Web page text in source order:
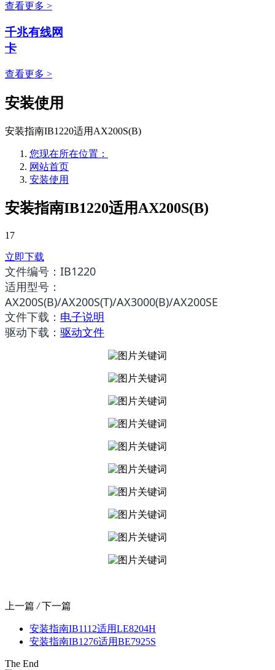
查看更多 >
千兆有线网
卡
查看更多 >
安装使用
安装指南IB1220适用AX200S(B)
您现在所在位置：
网站首页
安装使用
安装指南IB1220适用AX200S(B)
17
立即下载
文件编号： IB1220
适用型号：
AX200S(B)/AX200S(T)/AX3000(B)/AX200SE
文件下载： 电子说明
驱动下载： 驱动文件
上一篇 /下一篇
安装指南IB1112适用LE8204H
安装指南IB1276适用BE7925S
The End